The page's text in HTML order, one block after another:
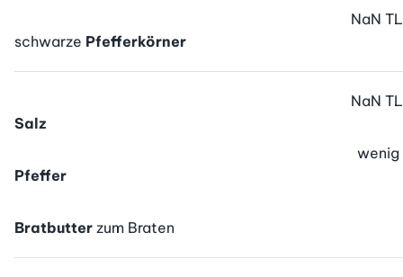
schwarze Pfefferkörner
NaN TL
Salz
NaN TL
Pfeffer
wenig
Bratbutter zum Braten